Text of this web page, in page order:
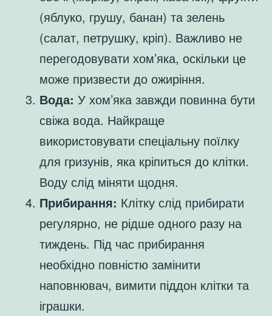
(яблуко, грушу, банан) та зелень
(салат, петрушку, кріп). Важливо не
перегодовувати хом’яка, оскільки це
може призвести до ожиріння.
Вода: У хом’яка завжди повинна бути
свіжа вода. Найкраще
використовувати спеціальну поїлку
для гризунів, яка кріпиться до клітки.
Воду слід міняти щодня.
Прибирання: Клітку слід прибирати
регулярно, не рідше одного разу на
тиждень. Під час прибирання
необхідно повністю замінити
наповнювач, вимити піддон клітки та
іграшки.